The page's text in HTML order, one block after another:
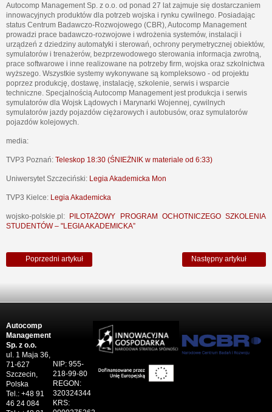
Autocomp Management Sp. z o.o. od ponad 27 lat zajmuje się dostarczaniem
innowacyjnych produktów dla potrzeb wojska i rynku cywilnego. Posiadając
status Centrum Badawczo-Rozwojowego (CBR), Autocomp Management
prowadzi prace badawczo-rozwojowe i wdrożenia systemów, instalacji i
urządzeń z dziedziny automatyki i sterowań, ochrony perymetrycznej obiektów,
symulatorów i trenażerów, bezprzewodowego sterowania informacja zwrotną,
prace softwarowe i inne realizowane na potrzeby firm, wojska oraz szkolnictwa
wyższego. Wszystkie systemy wykonywane są kompleksowo - od projektu
poprzez produkcję, dostawę, instalację, szkolenie, serwis i wsparcie
techniczne. Specjalnością Autocomp Management jest produkcja i serwis
symulatorów dla Wojsk Lądowych i Marynarki Wojennej, cywilnych
symulatorów jazdy pojazdów ciężarowych i autobusów, oraz symulatorów
pojazdów kolejowych.
media:
TVP3 Poznań: Teleskop 18:30 (ŚNIEŻNIK w materiale od 6:33)
Uniwersytet Szczeciński: Legia Akademicka Mon
TVP3 Kielce: Legia Akademicka
wojsko-polskie.pl: PILOTAŻOWY PROGRAM OCHOTNICZEGO SZKOLENIA
STUDENTÓW – "LEGIA AKADEMICKA”
Poprzedni artykuł Następny artykuł
Autocomp
Management
Sp. z o.o.
ul. 1 Maja 36,
71-627
Szczecin,
Polska
Tel.: +48 91
46 24 084
NIP: 955-
218-99-80
REGON:
320324344
KRS: